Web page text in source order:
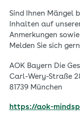
Sind Ihnen Mängel
Inhalten auf
Anmerkungen
Melden Sie sich
AOK Bayern Die
Carl-Wery-Straße
81739 München
https://aok-